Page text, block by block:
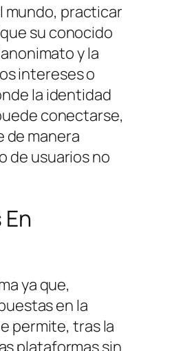
mundo, practicar
su conocido
y la
intereses o
la identidad
conectarse,
de manera
de usuarios no
ya que,
en la
permite, tras la
plataformas sin